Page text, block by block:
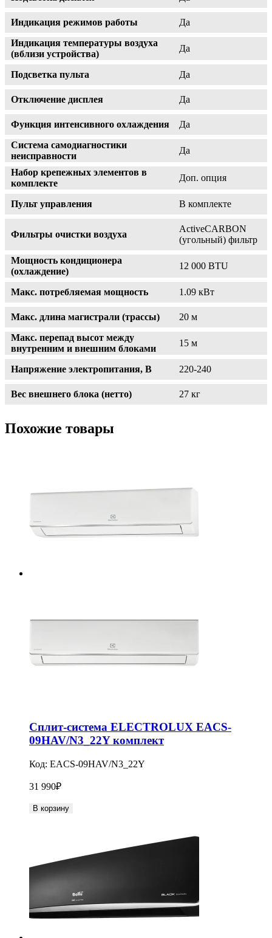
Индикация режимов работы
Да
Индикация температуры воздуха
(вблизи устройства)
Да
Подсветка пульта Да
Отключение дисплея Да
Функция интенсивного охлаждения
Да
Система самодиагностики
неисправности
Да
Набор крепежных элементов в
комплекте
Доп. опция
Пульт управления В комплекте
Фильтры очистки воздуха
ActiveCARBON
(угольный) фильтр
Мощность кондиционера
(охлаждение)
12 000 BTU
Макс. потребляемая мощность 1.09 кВт
Макс. длина магистрали (трассы)
20 м
Макс. перепад высот между
внутренним и внешним блоками
15 м
Напряжение электропитания, В 220-240
Вес внешнего блока (нетто) 27 кг
Похожие товары
Сплит-система ELECTROLUX EACS-
09HAV/N3_22Y комплект
Код: EACS-09HAV/N3_22Y
31 990₽
В корзину